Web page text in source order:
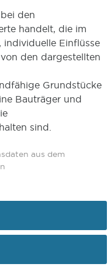
den
handelt, die im
individuelle Einflüsse
den dargestellten
Grundstücke
Bauträger und
sind.
aus dem